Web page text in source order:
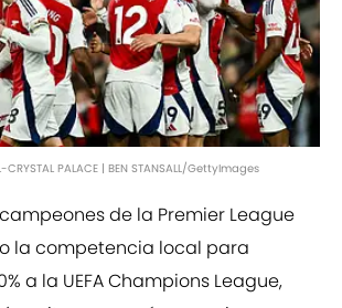
CRYSTAL PALACE | BEN STANSALL/GettyImages
de la Premier League
la competencia local para
a la UEFA Champions League,